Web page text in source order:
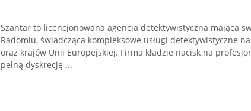
Szantar to licencjonowana agencja detektywistyczna mająca
Radomiu, świadcząca kompleksowe usługi detektywistyczne
oraz krajów Unii Europejskiej. Firma kładzie nacisk na
pełną dyskrecję ...